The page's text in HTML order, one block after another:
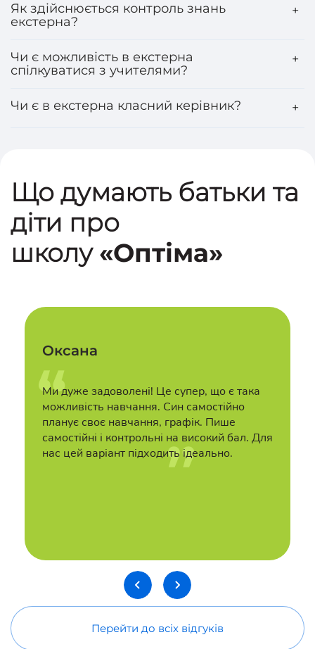
Як здійснюється контроль знань
екстерна?
+
Чи є можливість в екстерна
спілкуватися з учителями?
+
Чи є в екстерна класний керівник? +
Що думають батьки та
діти про
школу «Оптіма»
Оксана
Ми дуже задоволені! Це супер, що є така
можливість навчання. Син самостійно
планує своє навчання, графік. Пише
самостійні і контрольні на високий бал. Для
нас цей варіант підходить ідеально.
Перейти до всіх відгуків